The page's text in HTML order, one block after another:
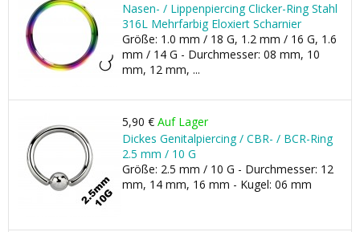
Nasen- / Lippenpiercing Clicker-Ring Stahl
316L Mehrfarbig Eloxiert Scharnier
Größe: 1.0 mm / 18 G, 1.2 mm / 16 G, 1.6
mm / 14 G - Durchmesser: 08 mm, 10
mm, 12 mm, ...
5,90 € Auf Lager
Dickes Genitalpiercing / CBR- / BCR-Ring
2.5 mm / 10 G
Größe: 2.5 mm / 10 G - Durchmesser: 12
mm, 14 mm, 16 mm - Kugel: 06 mm